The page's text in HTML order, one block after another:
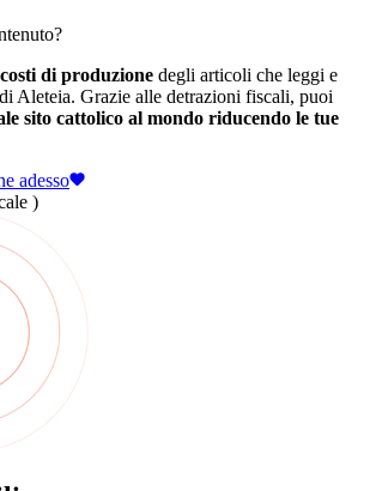
di produzione degli articoli che leggi e
Aleteia. Grazie alle detrazioni fiscali, puoi
sito cattolico al mondo riducendo le tue
adesso
)